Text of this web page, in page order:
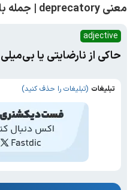
معنی deprecatory | جمله با deprecatory
adjective
حاکی از نارضایتی یا بی‌میلی
تبلیغات (تبلیغات را حذف کنید)